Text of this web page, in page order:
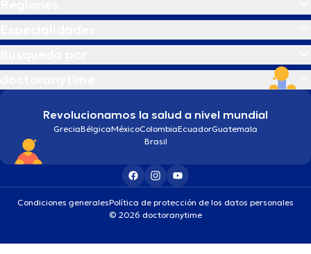
Revolucionamos la salud a nivel mundial
GreciaBélgicaMéxicoColombiaEcuadorGuatemala
Brasil
Condiciones generalesPolítica de protección de los datos personales
© 2026 doctoranytime